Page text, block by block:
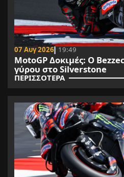
07 Αυγ 2026 19:49
MotoGP Δοκιμές: Ο
γύρου στο Silverstone
ΠΕΡΙΣΣΟΤΕΡΑ